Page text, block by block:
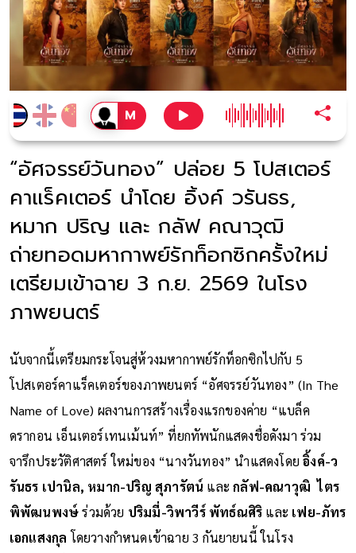
“อัศจรรย์วันทอง” ปล่อย 5 โปสเตอร์
คาแร็คเตอร์ นำโดย อิ้งค์ วรันธร,
หมาก ปริญ และ กลัฟ คณาวุฒิ
ถ่ายทอดมหากาพย์รักท็อกซิกครั้งใหม่
เตรียมเข้าฉาย 3 ก.ย. 2569 ในโรง
ภาพยนตร์
นับจากนี้เตรียมกระโจนสู่ห้วงมหากาพย์รักท็อกซิกไปกับ 5
โปสเตอร์คาแร็คเตอร์ของภาพยนตร์ “อัศจรรย์วันทอง” (In The
Name of Love) ผลงานการสร้างเรื่องแรกของค่าย “แบล็ค
ดรากอน เอ็นเตอร์เทนเม้นท์” ที่ยกทัพนักแสดงชื่อดังมา ร่วม
จารึกประวัติศาสตร์ ใหม่ของ “นางวันทอง” นำแสดงโดยอิ้งค์-ว
รันธร เปานิล, หมาก-ปริญ สุภารัตน์ และกลัฟ-คณาวุฒิ ไตร
พิพัฒนพงษ์ร่วมด้วย ปริมมี่-วิพาวีร์ พัทธ์ณศิริ และ เฟย-ภัทร
เอกแสงกุลโดยวางกำหนดเข้าฉาย 3 กันยายนนี้ ในโรง